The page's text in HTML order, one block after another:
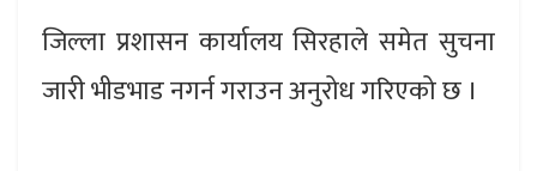
जिल्ला प्रशासन कार्यालय सिरहाले समेत सुचना
जारी भीडभाड नगर्न गराउन अनुरोध गरिएको छ ।